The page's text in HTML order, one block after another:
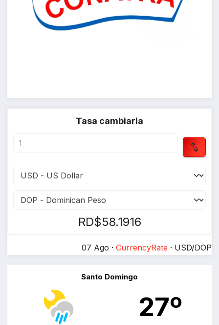
Tasa cambiaria
RD$58.1916
07 Ago · CurrencyRate · USD/DOP
Santo Domingo
27º